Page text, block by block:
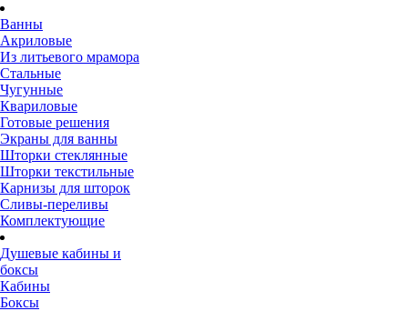
Ванны
Акриловые
Из литьевого мрамора
Стальные
Чугунные
Квариловые
Готовые решения
Экраны для ванны
Шторки стеклянные
Шторки текстильные
Карнизы для шторок
Сливы-переливы
Комплектующие
Душевые кабины и
боксы
Кабины
Боксы